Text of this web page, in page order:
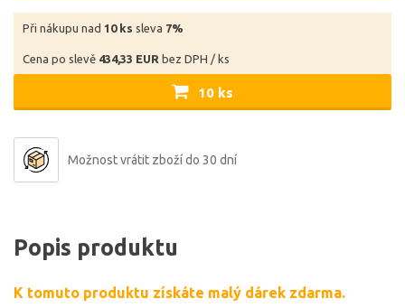
Při nákupu nad 10 ks sleva 7%
Cena po slevě 434,33 EUR bez DPH / ks
10 ks
Možnost vrátit zboží do 30 dní
Popis produktu
K tomuto produktu získáte malý dárek zdarma.